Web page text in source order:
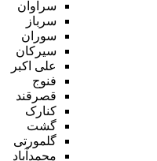
سراوان
سرباز
سوران
سیرکان
علی اکبر
فنوج
قصرقند
کنارک
گشت
گلمورتی
محمدآباد